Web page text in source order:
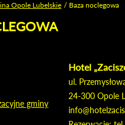
Opole Lubelskie Baza noclegowa
gminy
Hotel
ul.
24-300 Opole